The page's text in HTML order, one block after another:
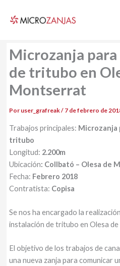
Microzanja
de tritubo en
Montserrat
Por user_grafreak/ 7 de febrero de
Trabajos principales: Microzanja
tritubo
Longitud: 2.200m
Ubicación: Collbató – Olesa de
Fecha: Febrero 2018
Contratista: Copisa
Se nos ha encargado la
instalación de tritubo en Olesa
El objetivo de los trabajos de
una nueva zanja para comunicar